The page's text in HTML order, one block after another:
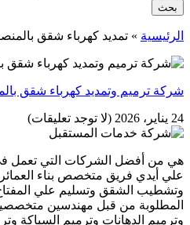
بحث
الرئيسية » تمديد كهرباء شقق
شركة ترميم وتمديد كهرباء شقق
24 يناير، 2026 (لا توجد تعليقات)
هي من أفضل الشركات التي تعمل
علي أيدي فريق متخصص بناء
وتشطيب الشقق وتسليم علي
المطلوبة من قبل مهندسين
وترميم الدهانات وترميم السباكة